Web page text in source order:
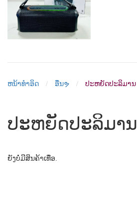
ຫນ້າທຳອິດ ອື່ນຯ ປະຫຍັດປະລິມານ
ປະຫຍັດປະລິມານ
ຍັງບໍ່ມີສິນຄ້າເທື່ອ.